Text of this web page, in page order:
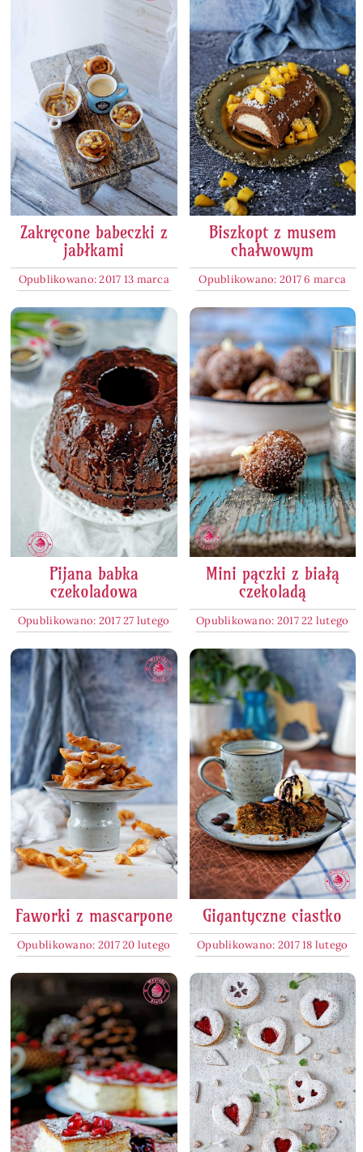
Zakręcone babeczki z
jabłkami
Opublikowano: 2017 13 marca
Biszkopt z musem
chałwowym
Opublikowano: 2017 6 marca
Pijana babka
czekoladowa
Opublikowano: 2017 27 lutego
Mini pączki z białą
czekoladą
Opublikowano: 2017 22 lutego
Faworki z mascarpone
Opublikowano: 2017 20 lutego
Gigantyczne ciastko
Opublikowano: 2017 18 lutego